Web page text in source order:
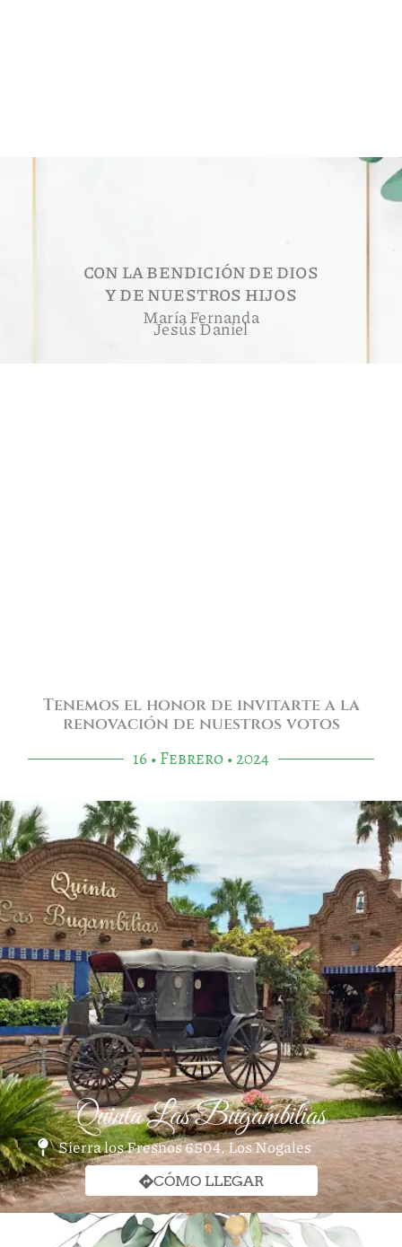
CON LA BENDICIÓN DE DIOS
Y DE NUESTROS HIJOS
María Fernanda
Jesús Daniel
Tenemos el honor de invitarte a la
renovación de nuestros votos
16 • Febrero • 2024
Quinta Las Bugambilias
Sierra los Fresnos 6504, Los Nogales
CÓMO LLEGAR